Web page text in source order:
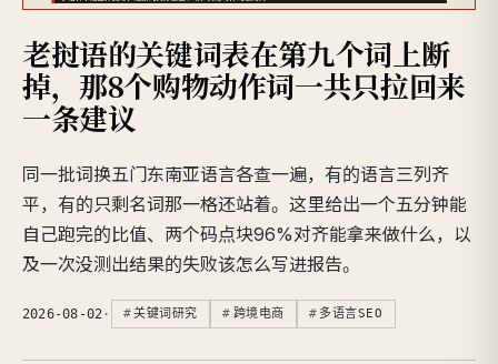
老挝语的关键词表在第九个词上断
掉，那8个购物动作词一共只拉回来
一条建议
同一批词换五门东南亚语言各查一遍，有的语言三列齐
平，有的只剩名词那一格还站着。这里给出一个五分钟能
自己跑完的比值、两个码点块96%对齐能拿来做什么，以
及一次没测出结果的失败该怎么写进报告。
2026-08-02 · 关键词研究 跨境电商 多语言SEO